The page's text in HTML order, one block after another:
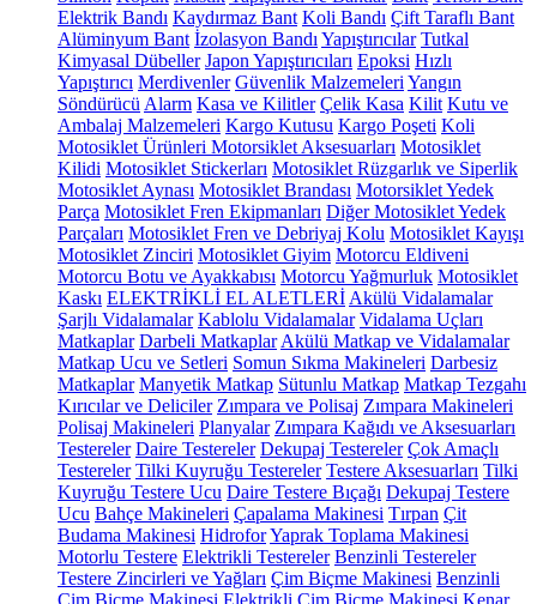
Elektrik Bandı Kaydırmaz Bant Koli Bandı Çift Taraflı Bant
Alüminyum Bant İzolasyon Bandı Yapıştırıcılar Tutkal
Kimyasal Dübeller Japon Yapıştırıcıları Epoksi Hızlı
Yapıştırıcı Merdivenler Güvenlik Malzemeleri Yangın
Söndürücü Alarm Kasa ve Kilitler Çelik Kasa Kilit Kutu ve
Ambalaj Malzemeleri Kargo Kutusu Kargo Poşeti Koli
Motosiklet Ürünleri Motorsiklet Aksesuarları Motosiklet
Kilidi Motosiklet Stickerları Motosiklet Rüzgarlık ve Siperlik
Motosiklet Aynası Motosiklet Brandası Motorsiklet Yedek
Parça Motosiklet Fren Ekipmanları Diğer Motosiklet Yedek
Parçaları Motosiklet Fren ve Debriyaj Kolu Motosiklet Kayışı
Motosiklet Zinciri Motosiklet Giyim Motorcu Eldiveni
Motorcu Botu ve Ayakkabısı Motorcu Yağmurluk Motosiklet
Kaskı ELEKTRİKLİ EL ALETLERİ Akülü Vidalamalar
Şarjlı Vidalamalar Kablolu Vidalamalar Vidalama Uçları
Matkaplar Darbeli Matkaplar Akülü Matkap ve Vidalamalar
Matkap Ucu ve Setleri Somun Sıkma Makineleri Darbesiz
Matkaplar Manyetik Matkap Sütunlu Matkap Matkap Tezgahı
Kırıcılar ve Deliciler Zımpara ve Polisaj Zımpara Makineleri
Polisaj Makineleri Planyalar Zımpara Kağıdı ve Aksesuarları
Testereler Daire Testereler Dekupaj Testereler Çok Amaçlı
Testereler Tilki Kuyruğu Testereler Testere Aksesuarları Tilki
Kuyruğu Testere Ucu Daire Testere Bıçağı Dekupaj Testere
Ucu Bahçe Makineleri Çapalama Makinesi Tırpan Çit
Budama Makinesi HidroforYaprak Toplama Makinesi
Motorlu Testere Elektrikli Testereler Benzinli Testereler
Testere Zincirleri ve Yağları Çim Biçme Makinesi Benzinli
Çim Biçme Makinesi Elektrikli Çim Biçme Makinesi Kenar